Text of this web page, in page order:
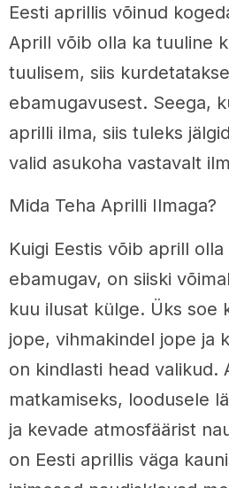
Eesti aprillis võinud
Aprill võib olla ka tuuline
tuulisem, siis
ebamugavusest. Seega,
aprilli ilma, siis tuleks
valid asukoha vastavalt
Mida Teha Aprilli Ilmaga?
Kuigi Eestis võib aprill
ebamugav, on siiski
kuu ilusat külge. Üks soe
jope, vihmakindel jope ja
on kindlasti head valikud.
matkamiseks, loodusele
ja kevade atmosfäärist
on Eesti aprillis väga